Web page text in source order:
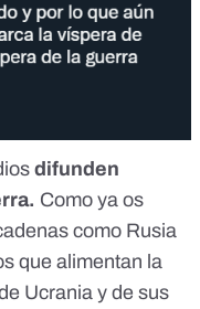
difunden
Como ya os
como Rusia
que alimentan la
Ucrania y de sus